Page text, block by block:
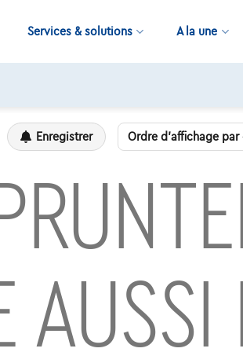
Services & solutions A la une
Enregistrer